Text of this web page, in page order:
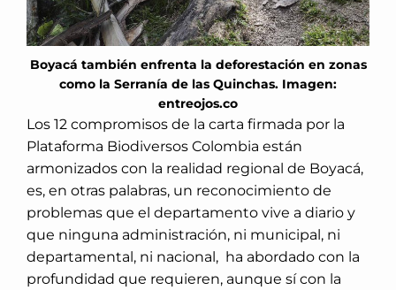
Boyacá también enfrenta la deforestación en zonas
como la Serranía de las Quinchas. Imagen:
entreojos.co
Los 12 compromisos de la carta firmada por la
Plataforma Biodiversos Colombia están
armonizados con la realidad regional de Boyacá,
es, en otras palabras, un reconocimiento de
problemas que el departamento vive a diario y
que ninguna administración, ni municipal, ni
departamental, ni nacional, ha abordado con la
profundidad que requieren, aunque sí con la